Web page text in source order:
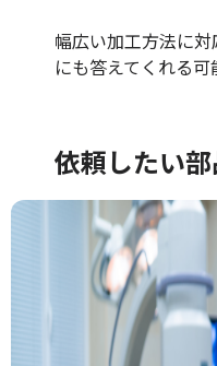
幅広い加工方法に
にも答えてくれる可
依頼したい